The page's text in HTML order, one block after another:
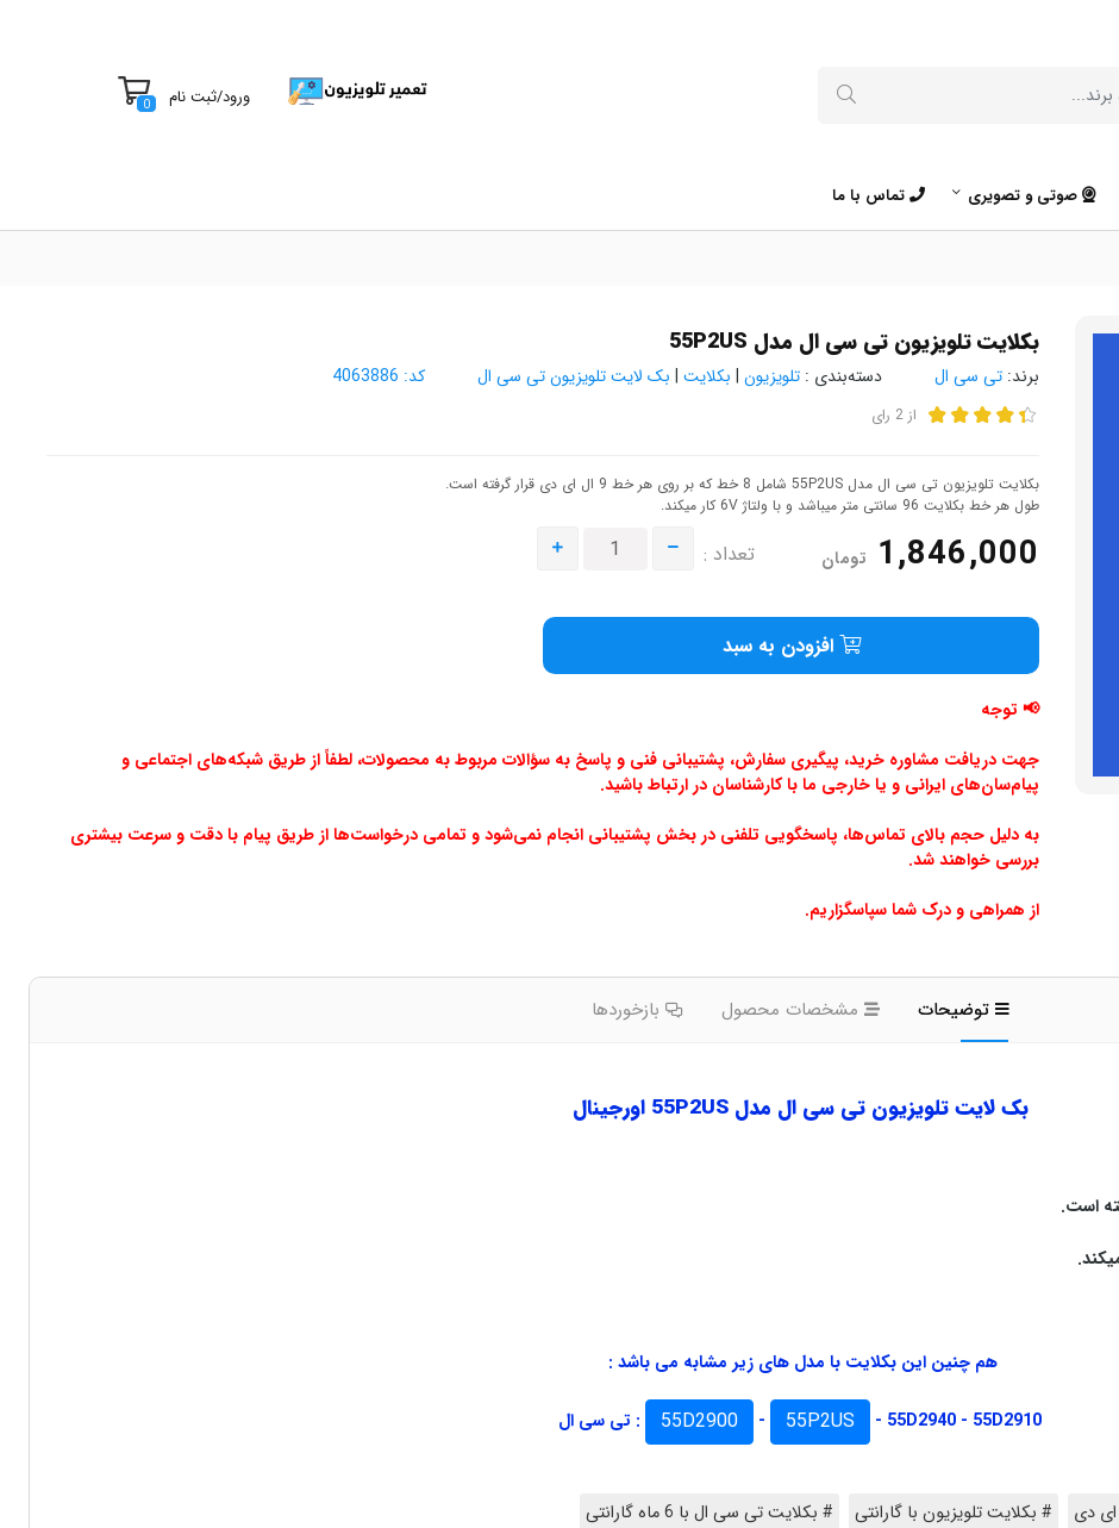
ورود/ثبت نام 0
صوتی و تصویری تماس با ما
بکلایت تلویزیون تی سی ال مدل 55P2US
برند: تی سی ال دسته‌بندی : تلویزیون | بکلایت | بک لایت تلویزیون تی سی ال کد:
از 2 رای
بکلایت تلویزیون تی سی ال مدل 55P2US شامل 8 خط که بر روی هر خط 9 ال ای دی قرار گرفته است.
طول هر خط بکلایت 96 سانتی متر میباشد و با ولتاژ 6V کار میکند.
1,846,000 تومان تعداد :
افزودن به سبد
📢 توجه
جهت دریافت مشاوره خرید، پیگیری سفارش، پشتیبانی فنی و پاسخ به سؤالات مربوط به محصولات، لطفاً از طریق شبکه‌های اجتماعی و
پیام‌سان‌های ایرانی و یا خارجی ما با کارشناسان در ارتباط باشید.
به دلیل حجم بالای تماس‌ها، پاسخگویی تلفنی در بخش پشتیبانی انجام نمی‌شود و تمامی درخواست‌ها از طریق پیام با دقت و سرعت بیشتری
بررسی خواهند شد.
از همراهی و درک شما سپاسگزاریم.
توضیحات مشخصات محصول بازخوردها
بک لایت تلویزیون تی سی ال مدل 55P2US اورجینال
هم چنین این بکلایت با مدل های زیر مشابه می باشد :
55D2940 - 55D2910 -
55P2US
-
55D2900
: تی سی ال
ای دی # بکلایت تلویزیون با گارانتی
# بکلایت تی سی ال با 6 ماه گارانتی